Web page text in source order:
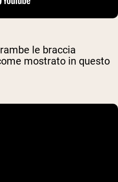
le braccia
mostrato in questo